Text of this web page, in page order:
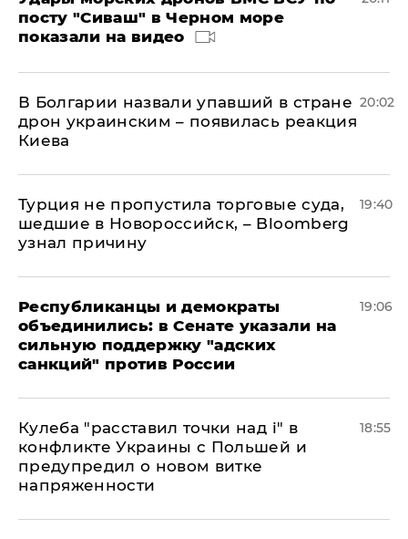
посту "Сиваш" в Черном море
показали на видео
В Болгарии назвали упавший в стране
дрон украинским – появилась реакция
Киева
20:02
Турция не пропустила торговые суда,
шедшие в Новороссийск, – Bloomberg
узнал причину
19:40
Республиканцы и демократы
объединились: в Сенате указали на
сильную поддержку "адских
санкций" против России
19:06
Кулеба "расставил точки над і" в
конфликте Украины с Польшей и
предупредил о новом витке
напряженности
18:55